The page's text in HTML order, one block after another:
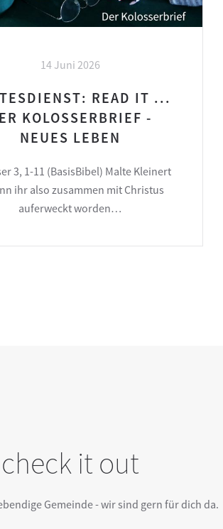
14 Juni 2026
READ IT ...
KOLOSSERBRIEF -
NEUES LEBEN
3, 1-11 (BasisBibel) Malte Kleinert
ihr also zusammen mit Christus
auferweckt worden…
check it out
Gemeinde - wir sind gern für dich da.